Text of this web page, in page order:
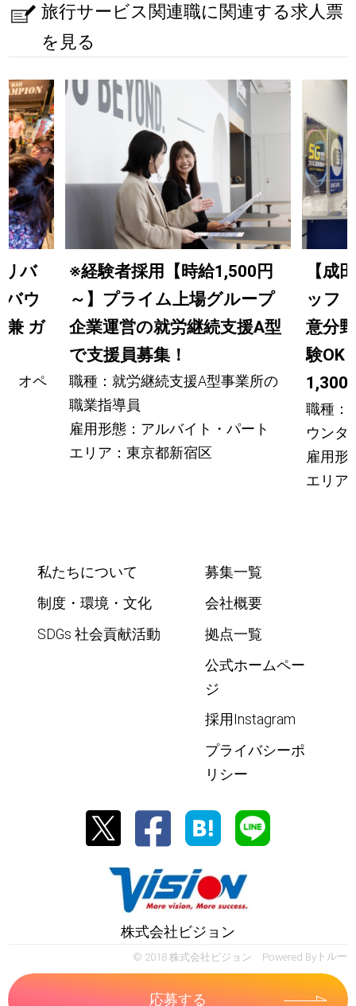
旅行サービス関連職に関連する求人票
を見る
バ
バウ
兼 ガ
オペ
※経験者採用【時給1,500円
～】プライム上場グループ
企業運営の就労継続支援A型
で支援員募集！
職種：就労継続支援A型事業所の
職業指導員
雇用形態：アルバイト・パート
エリア：東京都新宿区
【成
ッフ
意分
験
職種：
ウンタ
雇用形
エリア
応募する
私たちについて
制度・環境・文化
SDGs 社会貢献活動
募集一覧
会社概要
拠点一覧
公式ホームペー
ジ
採用Instagram
プライバシーポ
リシー
株式会社ビジョン
© 2018 株式会社ビジョン Powered Byトルー